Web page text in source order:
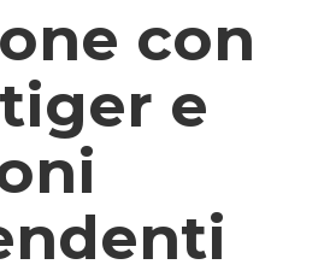
con
e